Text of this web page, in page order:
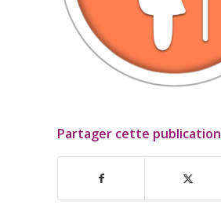
Partager cette publication